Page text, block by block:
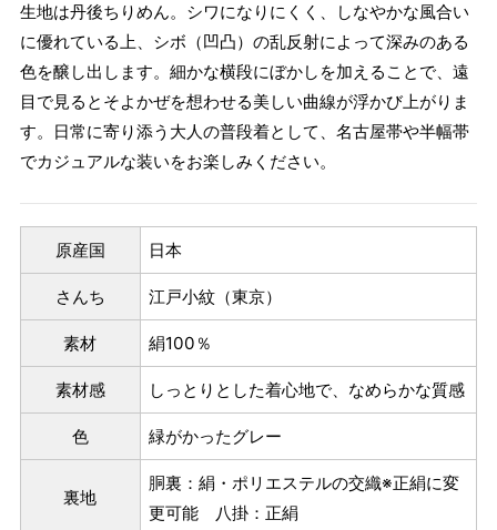
生地は丹後ちりめん。シワになりにくく、しなやかな風合い
に優れている上、シボ（凹凸）の乱反射によって深みのある
色を醸し出します。細かな横段にぼかしを加えることで、遠
目で見るとそよかぜを想わせる美しい曲線が浮かび上がりま
す。日常に寄り添う大人の普段着として、名古屋帯や半幅帯
でカジュアルな装いをお楽しみください。
原産国 日本
さんち 江戸小紋（東京）
素材 絹100％
素材感 しっとりとした着心地で、なめらかな質感
色 緑がかったグレー
裏地
胴裏：絹・ポリエステルの交織※正絹に変
更可能 八掛：正絹